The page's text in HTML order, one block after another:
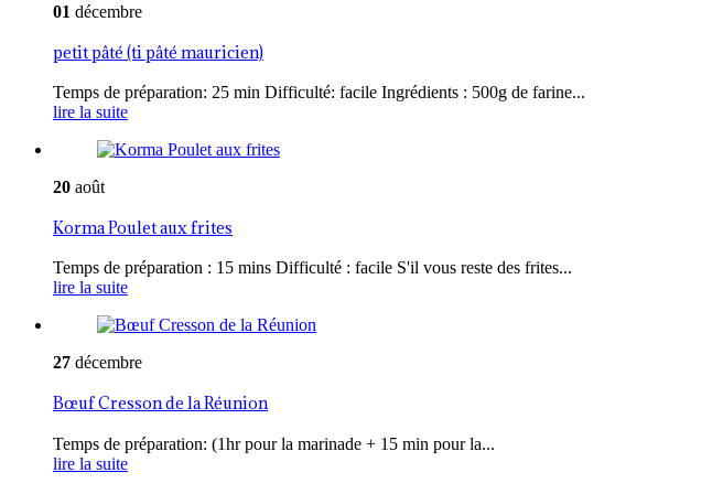
01 décembre
petit pâté (ti pâté mauricien)
Temps de préparation: 25 min Difficulté: facile Ingrédients : 500g de farine...
lire la suite
20 août
Korma Poulet aux frites
Temps de préparation : 15 mins Difficulté : facile S'il vous reste des frites...
lire la suite
27 décembre
Bœuf Cresson de la Réunion
Temps de préparation: (1hr pour la marinade + 15 min pour la...
lire la suite